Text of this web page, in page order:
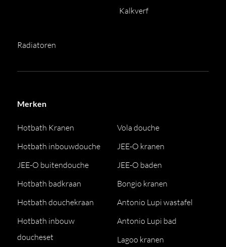
Kalkverf
Radiatoren
Merken
Hotbath Kranen
Hotbath inbouwdouche
JEE-O buitendouche
Hotbath badkraan
Hotbath douchekraan
Hotbath inbouw
doucheset
Vola douche
JEE-O kranen
JEE-O baden
Bongio kranen
Antonio Lupi wastafel
Antonio Lupi bad
Lagoo kranen